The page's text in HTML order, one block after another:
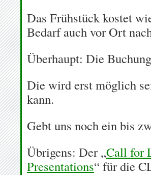
Das Frühstück kostet
Bedarf auch vor Ort
Überhaupt: Die
Die wird erst möglich
kann.
Gebt uns noch ein bis
Übrigens: Der „Call for
Presentations“ für die